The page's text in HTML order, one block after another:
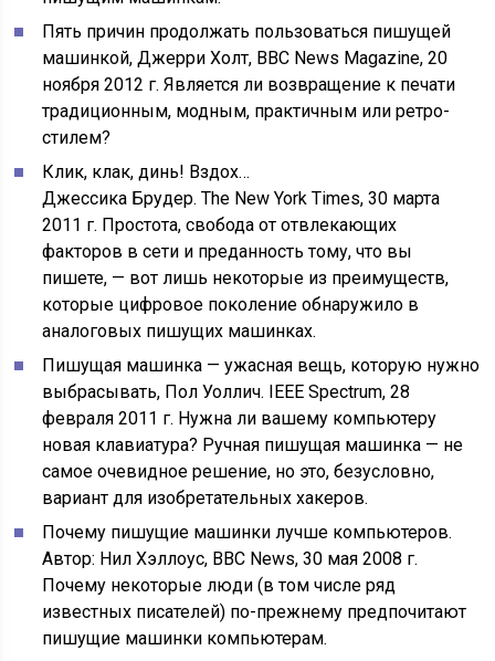
Пять причин продолжать пользоваться пишущей
машинкой, Джерри Холт, BBC News Magazine, 20
ноября 2012 г. Является ли возвращение к печати
традиционным, модным, практичным или ретро-
стилем?
Клик, клак, динь! Вздох…
Джессика Брудер. The New York Times, 30 марта
2011 г. Простота, свобода от отвлекающих
факторов в сети и преданность тому, что вы
пишете, — вот лишь некоторые из преимуществ,
которые цифровое поколение обнаружило в
аналоговых пишущих машинках.
Пишущая машинка — ужасная вещь, которую нужно
выбрасывать, Пол Уоллич. IEEE Spectrum, 28
февраля 2011 г. Нужна ли вашему компьютеру
новая клавиатура? Ручная пишущая машинка — не
самое очевидное решение, но это, безусловно,
вариант для изобретательных хакеров.
Почему пишущие машинки лучше компьютеров.
Автор: Нил Хэллоус, BBC News, 30 мая 2008 г.
Почему некоторые люди (в том числе ряд
известных писателей) по-прежнему предпочитают
пишущие машинки компьютерам.